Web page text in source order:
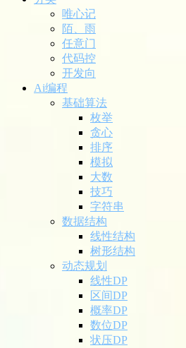
唯心记
陌、雨
任意门
代码控
开发向
Ai编程
基础算法
枚举
贪心
排序
模拟
大数
技巧
字符串
数据结构
线性结构
树形结构
动态规划
线性DP
区间DP
概率DP
数位DP
状压DP